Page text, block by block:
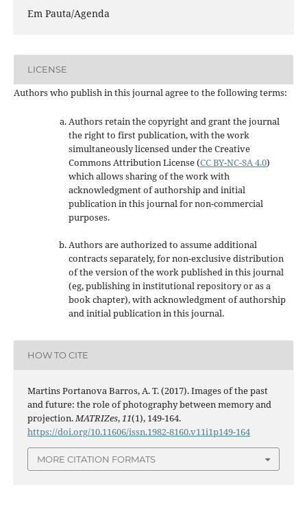
Em Pauta/Agenda
LICENSE
Authors who publish in this journal agree to the following terms:
Authors retain the copyright and grant the journal
the right to first publication, with the work
simultaneously licensed under the Creative
Commons Attribution License(CC BY-NC-SA 4.0)
which allows sharing of the work with
acknowledgment of authorship and initial
publication in this journalfor non-commercial
purposes.
Authors are authorized to assume additional
contracts separately, for non-exclusive distribution
of the version of the work published in this journal
(eg, publishing in institutional repository or as a
book chapter), with acknowledgment of authorship
and initial publication in this journal.
HOW TO CITE
Martins Portanova Barros, A. T. (2017). Images of the past
and future: the role of photography between memory and
projection.MATRIZes,11(1), 149-164.
https://doi.org/10.11606/issn.1982-8160.v11i1p149-164
MORE CITATION FORMATS